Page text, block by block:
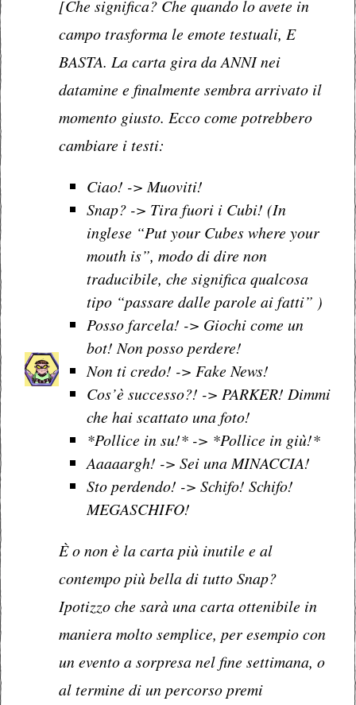
[Che significa? Che quando lo avete in
campo trasforma le emote testuali, E
BASTA. La carta gira da ANNI nei
datamine e finalmente sembra arrivato il
momento giusto. Ecco come potrebbero
cambiare i testi:
Ciao! -> Muoviti!
Snap? -> Tira fuori i Cubi! (In
inglese “Put your Cubes where your
mouth is”, modo di dire non
traducibile, che significa qualcosa
tipo “passare dalle parole ai fatti” )
Posso farcela! -> Giochi come un
bot! Non posso perdere!
Non ti credo! -> Fake News!
Cos’è successo?! -> PARKER! Dimmi
che hai scattato una foto!
*Pollice in su!* -> *Pollice in giù!*
Aaaaargh! -> Sei una MINACCIA!
Sto perdendo! -> Schifo! Schifo!
MEGASCHIFO!
È o non è la carta più inutile e al
contempo più bella di tutto Snap?
Ipotizzo che sarà una carta ottenibile in
maniera molto semplice, per esempio con
un evento a sorpresa nel fine settimana, o
al termine di un percorso premi